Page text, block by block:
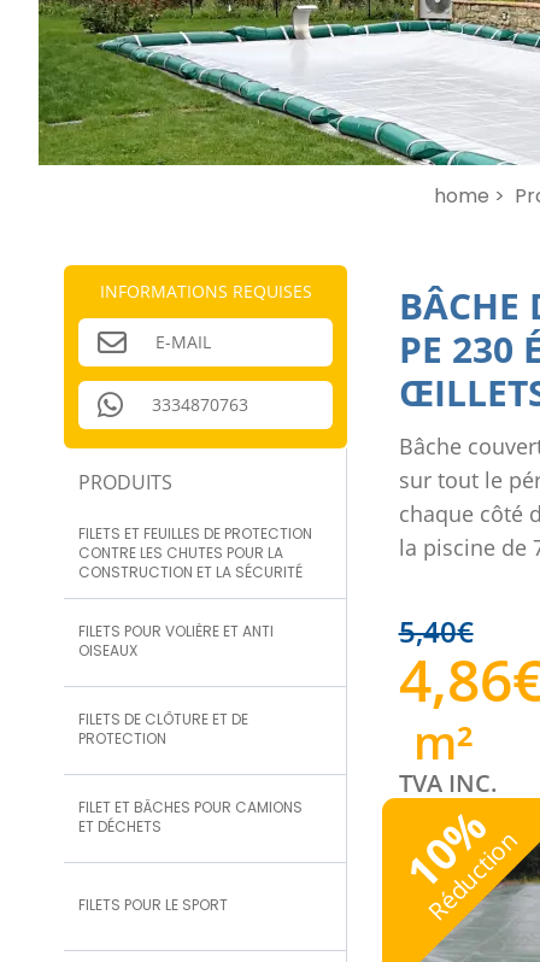
INFORMATIONS REQUISES
E-MAIL
3334870763
PRODUITS
FILETS ET FEUILLES DE PROTECTION
CONTRE LES CHUTES POUR LA
CONSTRUCTION ET LA SÉCURITÉ
FILETS POUR VOLIÈRE ET ANTI
OISEAUX
FILETS DE CLÔTURE ET DE
PROTECTION
FILET ET BÂCHES POUR CAMIONS
ET DÉCHETS
FILETS POUR LE SPORT
home >
BÂCHE
PE 230
Bâche
sur tout le
chaque côté
la piscine de
5,40€
4,86
m²
TVA INC.
10
%
Réduction